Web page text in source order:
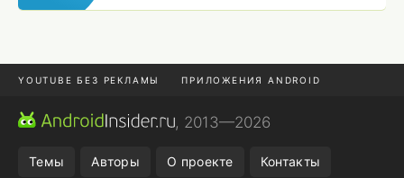
YOUTUBE БЕЗ РЕКЛАМЫ ПРИЛОЖЕНИЯ ANDROID
МЕССЕНДЖЕРЫ ONE UI 8.5
, 2013—2026
Темы Авторы О проекте Контакты